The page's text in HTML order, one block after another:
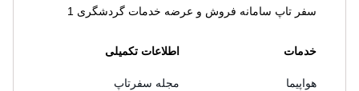
سفر تاپ سامانه فروش و عرضه خدمات گردشگری 1
خدمات
هواپیما
اطلاعات تکمیلی
مجله سفرتاپ